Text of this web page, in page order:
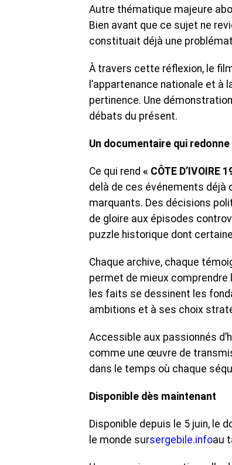
Autre thématique majeure
Bien avant que ce sujet ne
constituait déjà une
À travers cette réflexion, le
l’appartenance nationale et
pertinence. Une
débats du présent.
Un documentaire qui
Ce qui rend « CÔTE D’IVOIRE
delà de ces événements déjà
marquants. Des décisions
de gloire aux épisodes
puzzle historique dont
Chaque archive, chaque
permet de mieux comprendre
les faits se dessinent les
ambitions et à ses choix
Accessible aux passionnés
comme une œuvre de
dans le temps où chaque
Disponible dès maintenant
Disponible depuis le 5 juin, le
le monde sursergebile.infoau